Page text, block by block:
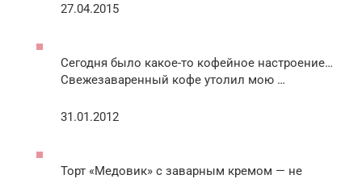
27.04.2015
Сегодня было какое-то кофейное настроение…
Свежезаваренный кофе утолил мою …
31.01.2012
Торт «Медовик» с заварным кремом — не